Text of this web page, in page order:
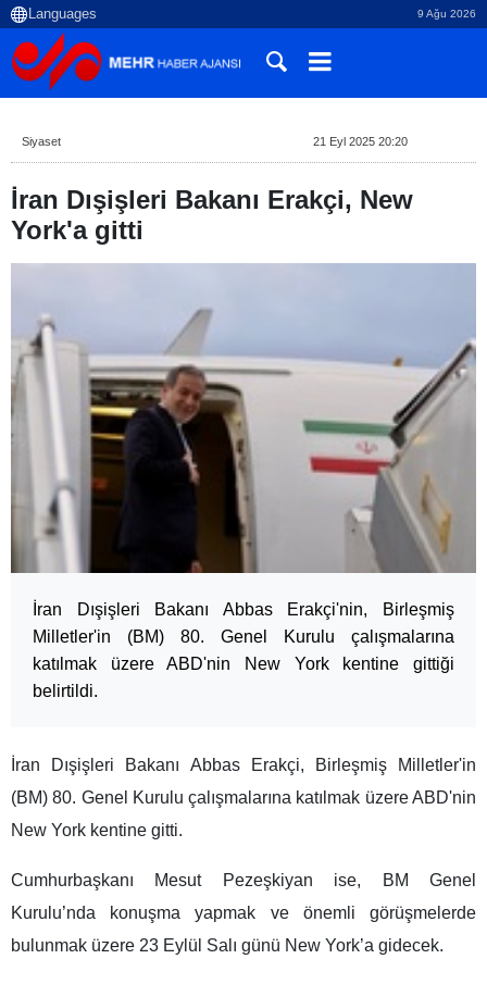
9 Ağu 2026
Siyaset 21 Eyl 2025 20:20
İran Dışişleri Bakanı Erakçi, New
York'a gitti
İran Dışişleri Bakanı Abbas Erakçi'nin, Birleşmiş
Milletler'in (BM) 80. Genel Kurulu çalışmalarına
katılmak üzere ABD'nin New York kentine gittiği
belirtildi.
İran Dışişleri Bakanı Abbas Erakçi, Birleşmiş Milletler'in
(BM) 80. Genel Kurulu çalışmalarına katılmak üzere ABD'nin
New York kentine gitti.
Cumhurbaşkanı Mesut Pezeşkiyan ise, BM Genel
Kurulu’nda konuşma yapmak ve önemli görüşmelerde
bulunmak üzere 23 Eylül Salı günü New York’a gidecek.